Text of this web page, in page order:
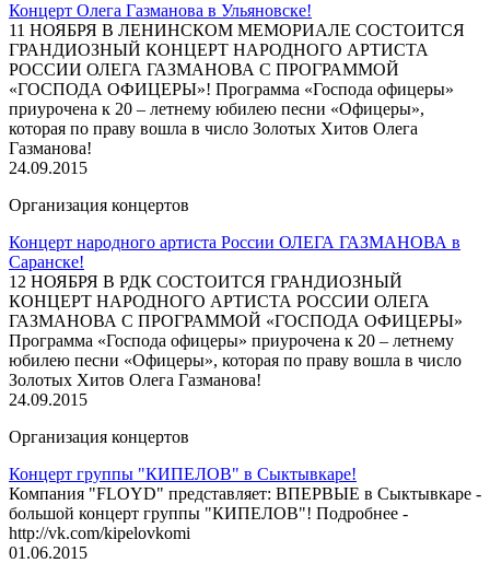
Концерт Олега Газманова в Ульяновске!
11 НОЯБРЯ В ЛЕНИНСКОМ МЕМОРИАЛЕ СОСТОИТСЯ
ГРАНДИОЗНЫЙ КОНЦЕРТ НАРОДНОГО АРТИСТА
РОССИИ ОЛЕГА ГАЗМАНОВА С ПРОГРАММОЙ
«ГОСПОДА ОФИЦЕРЫ»! Программа «Господа офицеры»
приурочена к 20 – летнему юбилею песни «Офицеры»,
которая по праву вошла в число Золотых Хитов Олега
Газманова!
24.09.2015
Организация концертов
Концерт народного артиста России ОЛЕГА ГАЗМАНОВА в
Саранске!
12 НОЯБРЯ В РДК СОСТОИТСЯ ГРАНДИОЗНЫЙ
КОНЦЕРТ НАРОДНОГО АРТИСТА РОССИИ ОЛЕГА
ГАЗМАНОВА С ПРОГРАММОЙ «ГОСПОДА ОФИЦЕРЫ»
Программа «Господа офицеры» приурочена к 20 – летнему
юбилею песни «Офицеры», которая по праву вошла в число
Золотых Хитов Олега Газманова!
24.09.2015
Организация концертов
Концерт группы "КИПЕЛОВ" в Сыктывкаре!
Компания "FLOYD" представляет: ВПЕРВЫЕ в Сыктывкаре -
большой концерт группы "КИПЕЛОВ"! Подробнее -
http://vk.com/kipelovkomi
01.06.2015